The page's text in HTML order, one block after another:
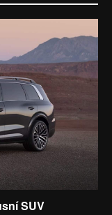
SUV